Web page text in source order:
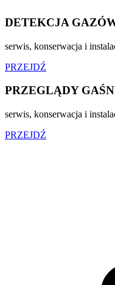
DETEKCJA
serwis, konserwacja i
PRZEJDŹ
PRZEGLĄDY
serwis, konserwacja i
PRZEJDŹ